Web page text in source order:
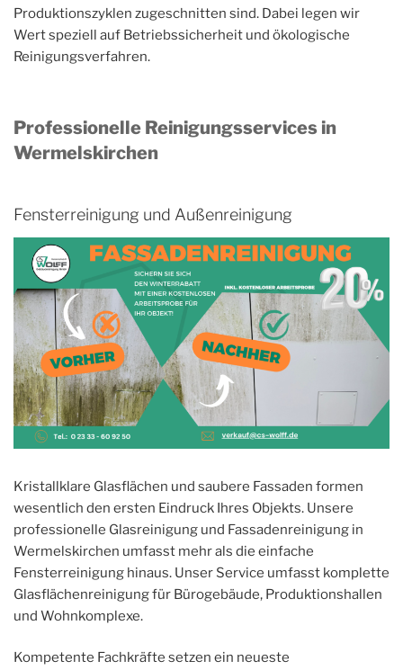
Produktionszyklen zugeschnitten sind. Dabei legen wir
Wert speziell auf Betriebssicherheit und ökologische
Reinigungsverfahren.
Professionelle Reinigungsservices in
Wermelskirchen
Fensterreinigung und Außenreinigung
Kristallklare Glasflächen und saubere Fassaden formen
wesentlich den ersten Eindruck Ihres Objekts. Unsere
professionelle Glasreinigung und Fassadenreinigung in
Wermelskirchen umfasst mehr als die einfache
Fensterreinigung hinaus. Unser Service umfasst komplette
Glasflächenreinigung für Bürogebäude, Produktionshallen
und Wohnkomplexe.
Kompetente Fachkräfte setzen ein neueste